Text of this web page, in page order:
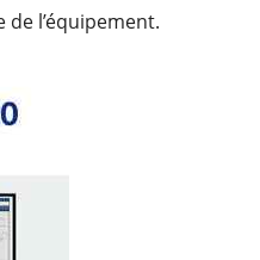
l’équipement.